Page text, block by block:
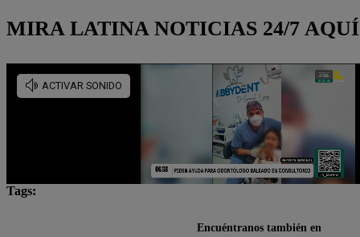
MIRA LATINA NOTICIAS 24/7 AQUÍ
Tags:
Encuéntranos también en